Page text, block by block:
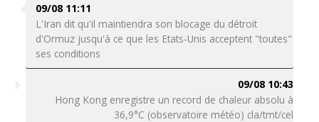
09/08 11:11
L'Iran dit qu'il maintiendra son blocage du détroit
d'Ormuz jusqu'à ce que les Etats-Unis acceptent "toutes"
ses conditions
09/08 10:43
Hong Kong enregistre un record de chaleur absolu à
36,9°C (observatoire météo) cla/tmt/cel